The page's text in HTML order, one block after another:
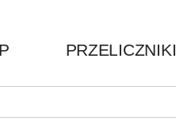
PRZELICZNIKI